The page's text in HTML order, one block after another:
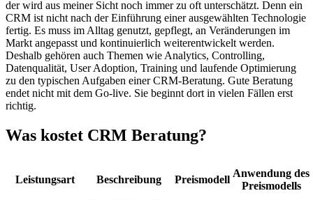
der wird aus meiner Sicht noch immer zu oft unterschätzt. Denn ein
CRM ist nicht nach der Einführung einer ausgewählten Technologie
fertig. Es muss im Alltag genutzt, gepflegt, an Veränderungen im
Markt angepasst und kontinuierlich weiterentwickelt werden.
Deshalb gehören auch Themen wie Analytics, Controlling,
Datenqualität, User Adoption, Training und laufende Optimierung
zu den typischen Aufgaben einer CRM-Beratung. Gute Beratung
endet nicht mit dem Go-live. Sie beginnt dort in vielen Fällen erst
richtig.
Was kostet CRM Beratung?
Leistungsart Beschreibung Preismodell
Anwendung des
Preismodells